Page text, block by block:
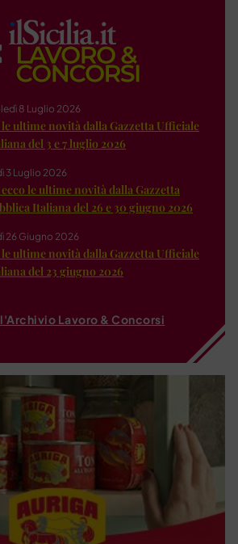
8 Luglio 2026
ultime novità dalla Gazzetta Ufficiale
del 3 e 7 luglio 2026
3 Luglio 2026
le ultime novità dalla Gazzetta
Italiana del 26 e 30 giugno 2026
26 Giugno 2026
ultime novità dalla Gazzetta Ufficiale
del 23 giugno 2026
Lavoro & Concorsi